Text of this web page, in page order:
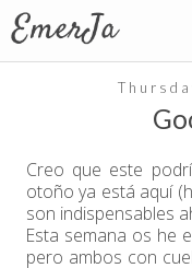
Creo que este
otoño ya está aquí
son indispensables
Esta semana os he
pero ambos con